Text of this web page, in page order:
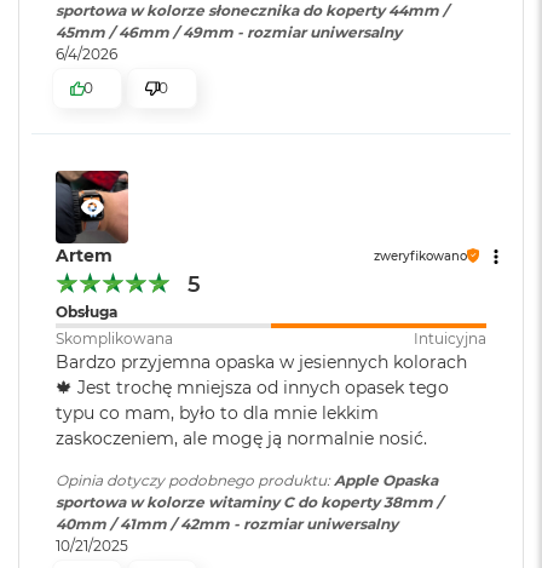
M
a
o
A
i
r
B
ł
ę
k
i
t
n
y
M
c
B
o
o
sportowa w kolorze słonecznika do koperty 44mm /
45mm / 46mm / 49mm - rozmiar uniwersalny
6/4/2026
0
0
Artem zweryfikowano
5
Obsługa
Skomplikowana
Intuicyjna
Bardzo przyjemna opaska w jesiennych kolorach
🍁 Jest trochę mniejsza od innych opasek tego
typu co mam, było to dla mnie lekkim
zaskoczeniem, ale mogę ją normalnie nosić.
Opinia dotyczy podobnego produktu: Apple Opaska
sportowa w kolorze witaminy C do koperty 38mm /
40mm / 41mm / 42mm - rozmiar uniwersalny
10/21/2025